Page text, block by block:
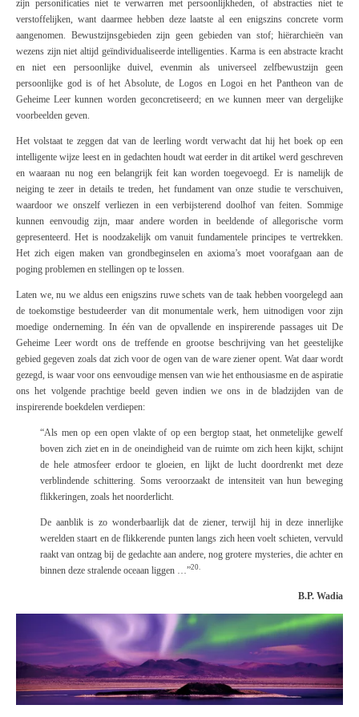
zijn personificaties niet te verwarren met persoonlijkheden, of abstracties niet te
verstoffelijken, want daarmee hebben deze laatste al een enigszins concrete vorm
aangenomen. Bewustzijnsgebieden zijn geen gebieden van stof; hiërarchieën van
wezens zijn niet altijd geïndividualiseerde intelligenties.Karma is een abstracte kracht
en niet een persoonlijke duivel, evenmin als universeel zelfbewustzijn geen
persoonlijke god is of het Absolute, de Logos en Logoi en het Pantheon van de
Geheime Leer kunnen worden geconcretiseerd; en we kunnen meer van dergelijke
voorbeelden geven.
Het volstaat te zeggen dat van de leerling wordt verwacht dat hij het boek op een
intelligente wijze leest en in gedachten houdt wat eerder in dit artikel werd geschreven
en waaraan nu nog een belangrijk feit kan worden toegevoegd. Er is namelijk de
neiging te zeer in details te treden, het fundament van onze studie te verschuiven,
waardoor we onszelf verliezen in een verbijsterend doolhof van feiten. Sommige
kunnen eenvoudig zijn, maar andere worden in beeldende of allegorische vorm
gepresenteerd. Het is noodzakelijk om vanuit fundamentele principes te vertrekken.
Het zich eigen maken van grondbeginselen en axioma’s moet voorafgaan aan de
poging problemen en stellingen op te lossen.
Laten we, nu we aldus een enigszins ruwe schets van de taak hebben voorgelegd aan
de toekomstige bestudeerder van dit monumentale werk, hem uitnodigen voor zijn
moedige onderneming. In één van de opvallende en inspirerende passages uit De
Geheime Leerwordt ons de treffende en grootse beschrijving van het geestelijke
gebied gegeven zoals dat zich voor de ogen van de ware ziener opent. Wat daar wordt
gezegd, is waar voor ons eenvoudige mensen van wie het enthousiasme en de aspiratie
ons het volgende prachtige beeld geven indien we ons in de bladzijden van de
inspirerende boekdelen verdiepen:
“Als men op een open vlakte of op een bergtop staat, het onmetelijke gewelf
boven zich ziet en in de oneindigheid van de ruimte om zich heen kijkt, schijnt
de hele atmosfeer erdoor te gloeien, en lijkt de lucht doordrenkt met deze
verblindende schittering. Soms veroorzaakt de intensiteit van hun beweging
flikkeringen, zoals het noorderlicht.
De aanblik is zo wonderbaarlijk dat de ziener, terwijl hij in deze innerlijke
werelden staart en de flikkerende punten langs zich heen voelt schieten, vervuld
raakt van ontzag bij de gedachte aan andere, nog grotere mysteries, die achter en
binnen deze stralende oceaan liggen …”20.
B.P. Wadia